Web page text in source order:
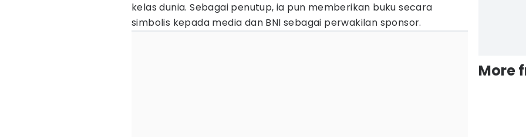
kelas dunia. Sebagai penutup, ia pun memberikan buku secara
simbolis kepada media dan BNI sebagai perwakilan sponsor.
More